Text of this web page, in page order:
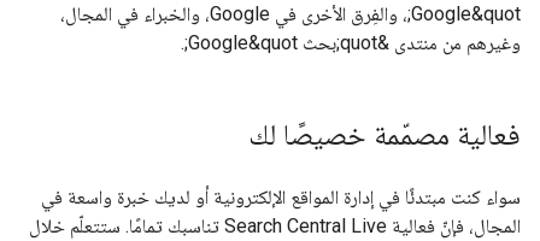
Google&quot;، والفِرق الأخرى في Google، والخبراء في المجال،
وغيرهم من منتدى &quot;بحث Google&quot;.
فعالية مصمّمة خصيصًا لك
سواء كنت مبتدئًا في إدارة المواقع الإلكترونية أو لديك خبرة واسعة في
المجال، فإنّ فعالية Search Central Live تناسبك تمامًا. ستتعلّم خلال